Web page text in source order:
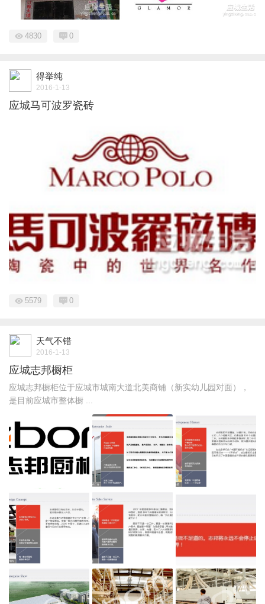
4830 0
得举纯
2016-1-13
应城马可波罗瓷砖
5579 0
天气不错
2016-1-13
应城志邦橱柜
应城志邦橱柜位于应城市城南大道北美商铺（新实幼儿园对面），
是目前应城市整体橱 ...